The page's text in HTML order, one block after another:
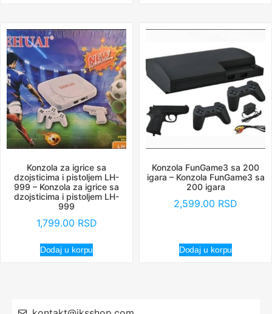
Konzola za igrice sa
dzojsticima i pistoljem LH-
999 – Konzola za igrice sa
dzojsticima i pistoljem LH-
999
1,799.00 RSD
Dodaj u korpu
Konzola FunGame3 sa 200
igara – Konzola FunGame3 sa
200 igara
2,599.00 RSD
Dodaj u korpu